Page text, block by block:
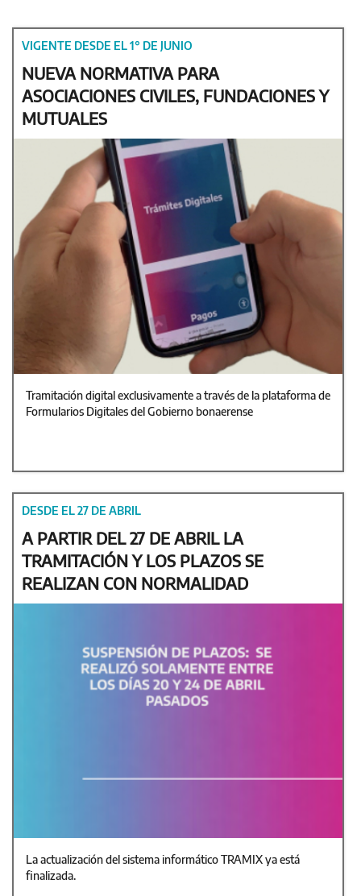
VIGENTE DESDE EL 1° DE JUNIO
NUEVA NORMATIVA PARA
ASOCIACIONES CIVILES, FUNDACIONES Y
MUTUALES
Tramitación digital exclusivamente a través de la plataforma de
Formularios Digitales del Gobierno bonaerense
DESDE EL 27 DE ABRIL
A PARTIR DEL 27 DE ABRIL LA
TRAMITACIÓN Y LOS PLAZOS SE
REALIZAN CON NORMALIDAD
La actualización del sistema informático TRAMIX ya está
finalizada.